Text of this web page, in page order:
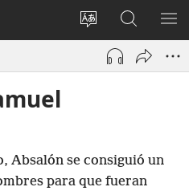
Cambiar
idioma
del sitio
Iniciar
sesión
en
jw.org
Absalón se consiguió un
para que fueran